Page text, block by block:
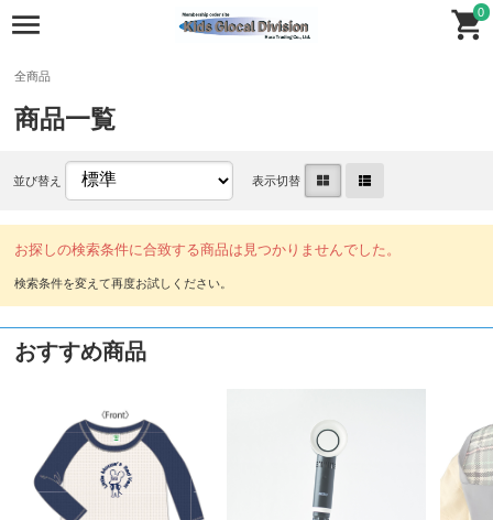
0
全商品
商品一覧
並び替え 表示切替
お探しの検索条件に合致する商品は見つかりませんでした。
おすすめ商品